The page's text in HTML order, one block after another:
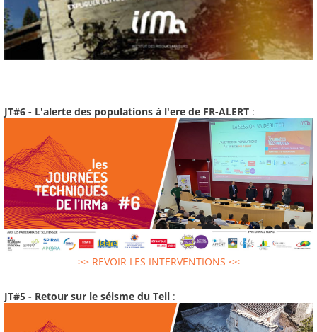
JT#6 - L'alerte des populations à l'ere de FR-ALERT :
>> REVOIR LES INTERVENTIONS <<
JT#5 - Retour sur le séisme du Teil :